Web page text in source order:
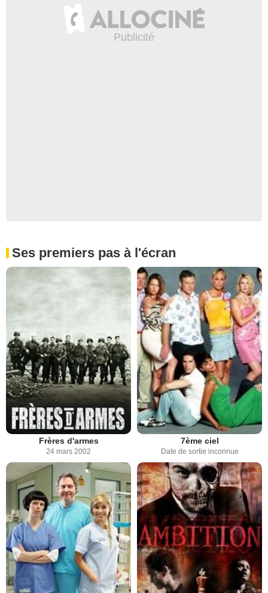
Ses premiers pas à l'écran
Frères d'armes
24 mars 2002
7ème ciel
Date de sortie inconnue